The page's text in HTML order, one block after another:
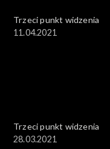
Trzeci punkt widzenia
11.04.2021
Trzeci punkt widzenia
28.03.2021